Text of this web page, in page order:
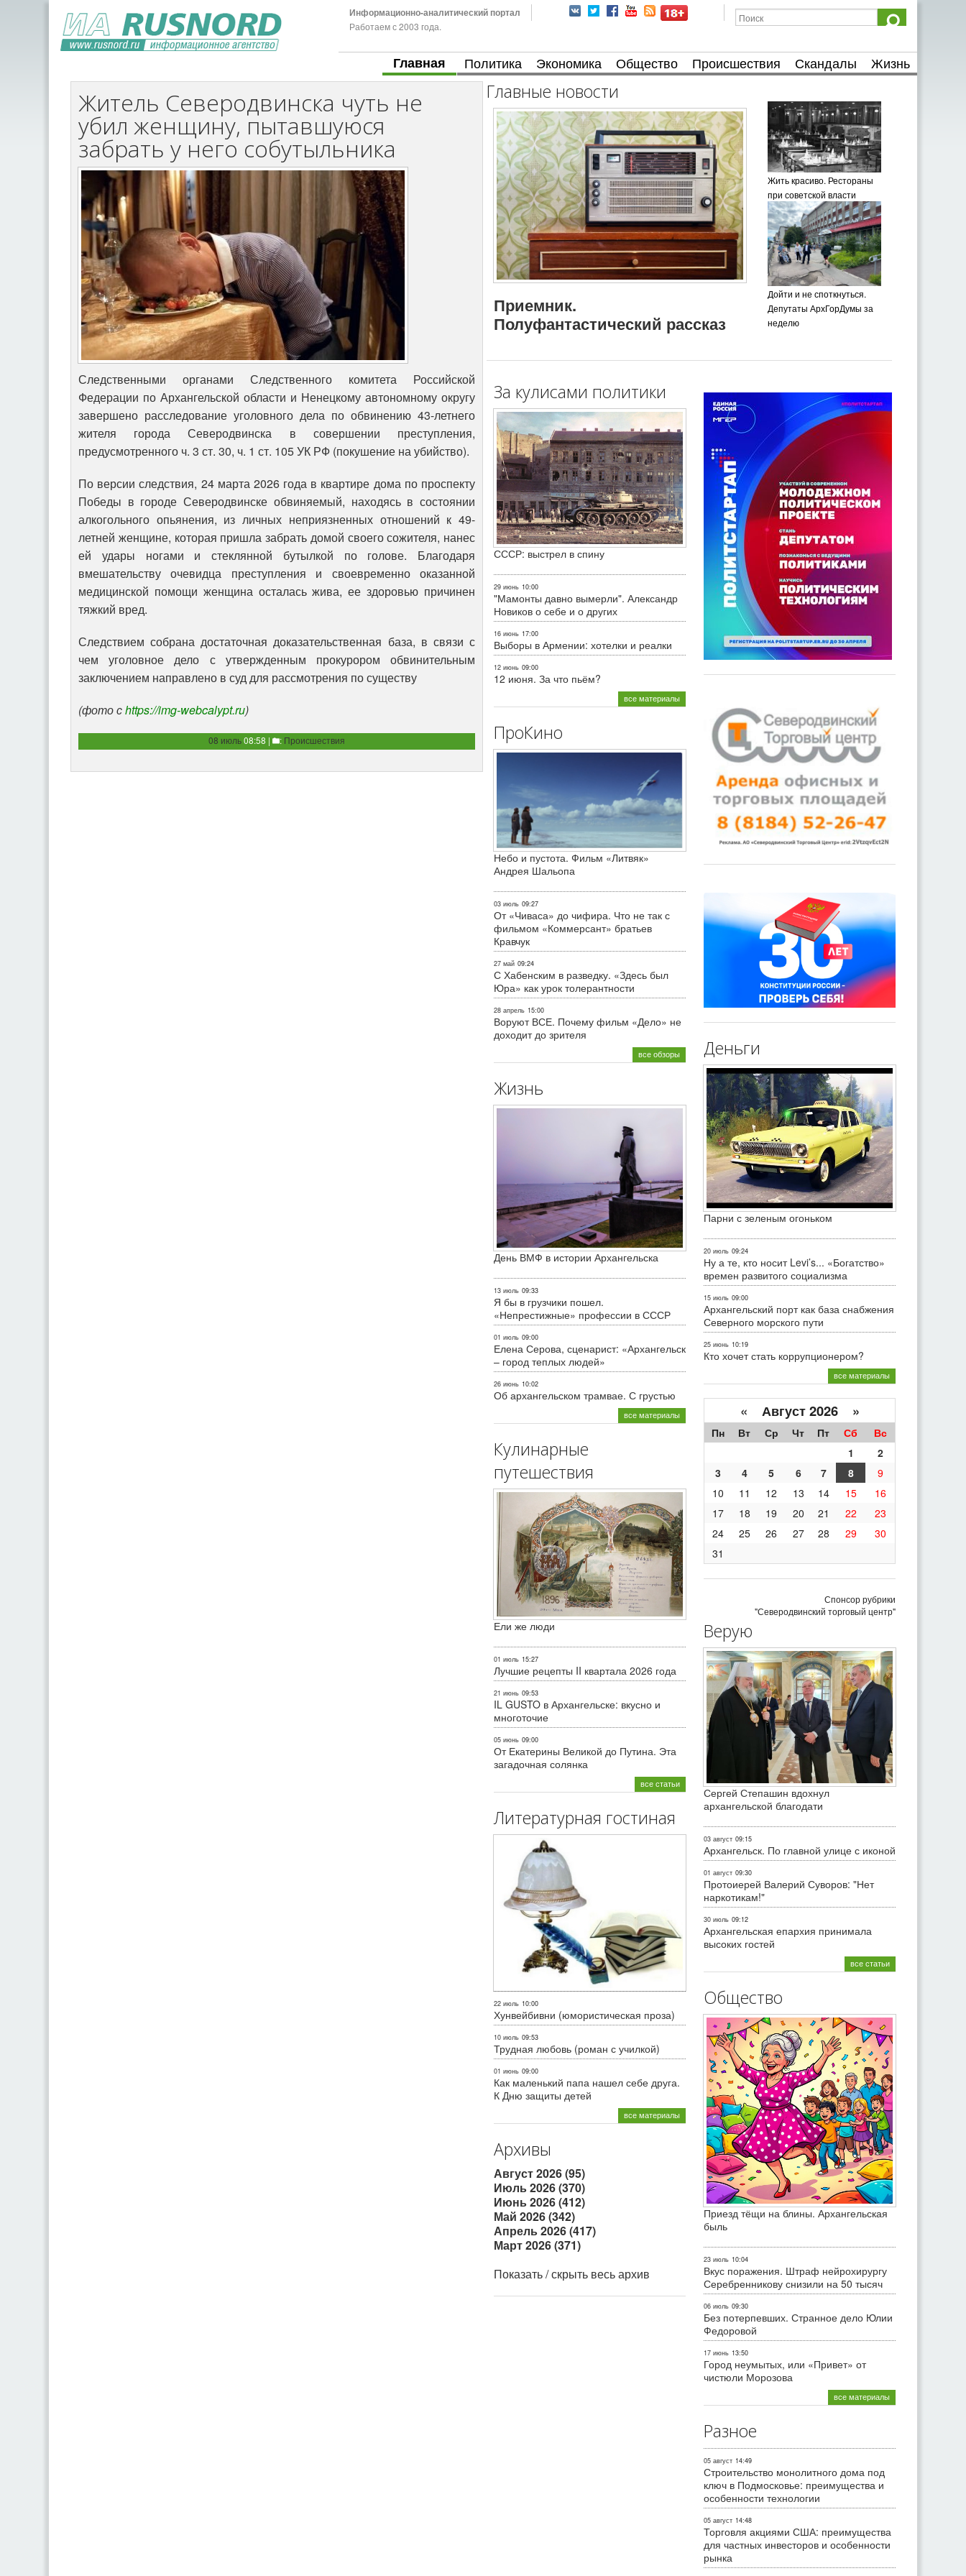
Информационно-аналитический портал
Работаем с 2003 года.
Главная Политика Экономика Общество Происшествия Скандалы Жизнь
Житель Северодвинска чуть не
убил женщину, пытавшуюся
забрать у него собутыльника
Следственными органами Следственного комитета Российской
Федерации по Архангельской области и Ненецкому автономному округу
завершено расследование уголовного дела по обвинению 43-летнего
жителя города Северодвинска в совершении преступления,
предусмотренного ч. 3 ст. 30, ч. 1 ст. 105 УК РФ (покушение на убийство).
По версии следствия, 24 марта 2026 года в квартире дома по проспекту
Победы в городе Северодвинске обвиняемый, находясь в состоянии
алкогольного опьянения, из личных неприязненных отношений к 49-
летней женщине, которая пришла забрать домой своего сожителя, нанес
ей удары ногами и стеклянной бутылкой по голове. Благодаря
вмешательству очевидца преступления и своевременно оказанной
медицинской помощи женщина осталась жива, ее здоровью причинен
тяжкий вред.
Следствием собрана достаточная доказательственная база, в связи с
чем уголовное дело с утвержденным прокурором обвинительным
заключением направлено в суд для рассмотрения по существу
(фото сhttps://img-webcalypt.ru)
08 июль08:58 | : Происшествия
Главные новости
Приемник.
Полуфантастический рассказ
Жить красиво. Рестораны
при советской власти
Дойти и не споткнуться.
Депутаты АрхГорДумы за
неделю
За кулисами политики
СССР: выстрел в спину
29 июнь 10:00
"Мамонты давно вымерли". Александр
Новиков о себе и о других
16 июнь 17:00
Выборы в Армении: хотелки и реалки
12 июнь 09:00
12 июня. За что пьём?
все материалы
ПроКино
Небо и пустота. Фильм «Литвяк»
Андрея Шальопа
03 июль 09:27
От «Чиваса» до чифира. Что не так с
фильмом «Коммерсант» братьев
Кравчук
27 май 09:24
С Хабенским в разведку. «Здесь был
Юра» как урок толерантности
28 апрель 15:00
Воруют ВСЕ. Почему фильм «Дело» не
доходит до зрителя
все обзоры
Жизнь
День ВМФ в истории Архангельска
13 июль 09:33
Я бы в грузчики пошел.
«Непрестижные» профессии в СССР
01 июль 09:00
Елена Серова, сценарист: «Архангельск
– город теплых людей»
26 июнь 10:02
Об архангельском трамвае. С грустью
все материалы
Кулинарные
путешествия
Ели же люди
01 июль 15:27
Лучшие рецепты II квартала 2026 года
21 июнь 09:53
IL GUSTO в Архангельске: вкусно и
многоточие
05 июнь 09:00
От Екатерины Великой до Путина. Эта
загадочная солянка
все статьи
Литературная гостиная
22 июль 10:00
Хунвейбивни (юмористическая проза)
10 июль 09:53
Трудная любовь (роман с училкой)
01 июнь 09:00
Как маленький папа нашел себе друга.
К Дню защиты детей
все материалы
Архивы
Август 2026 (95)
Июль 2026 (370)
Июнь 2026 (412)
Май 2026 (342)
Апрель 2026 (417)
Март 2026 (371)
Показать / скрыть весь архив
Деньги
Парни с зеленым огоньком
20 июль 09:24
Ну а те, кто носит Levi’s... «Богатство»
времен развитого социализма
15 июль 09:00
Архангельский порт как база снабжения
Северного морского пути
25 июнь 10:19
Кто хочет стать коррупционером?
все материалы
« Август 2026 »
Пн Вт Ср Чт Пт Сб
Вс
1
2
3
4 5 6 7 8
9
10
11 12 13 14 15
16
17
18 19 20 21 22
23
24
25 26 27 28 29
30
31
Спонсор рубрики
"Северодвинский торговый центр"
Верую
Сергей Степашин вдохнул
архангельской благодати
03 август 09:15
Архангельск. По главной улице с иконой
01 август 09:30
Протоиерей Валерий Суворов: "Нет
наркотикам!"
30 июль 09:12
Архангельская епархия принимала
высоких гостей
все статьи
Общество
Приезд тёщи на блины. Архангельская
быль
23 июль 10:04
Вкус поражения. Штраф нейрохирургу
Серебренникову снизили на 50 тысяч
06 июль 09:30
Без потерпевших. Странное дело Юлии
Федоровой
17 июнь 13:50
Город неумытых, или «Привет» от
чистюли Морозова
все материалы
Разное
05 август 14:49
Строительство монолитного дома под
ключ в Подмосковье: преимущества и
особенности технологии
05 август 14:48
Торговля акциями США: преимущества
для частных инвесторов и особенности
рынка